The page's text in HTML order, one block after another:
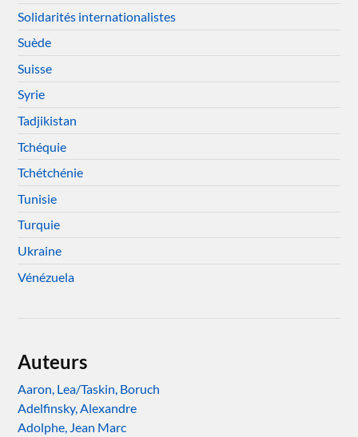
Solidarités internationalistes
Suède
Suisse
Syrie
Tadjikistan
Tchéquie
Tchétchénie
Tunisie
Turquie
Ukraine
Vénézuela
Auteurs
Aaron, Lea/Taskin, Boruch
Adelfinsky, Alexandre
Adolphe, Jean Marc